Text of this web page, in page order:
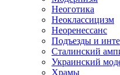
Неоготика
Неоклассицизм
Неоренессанс
Подъезды и
Сталинский
Украинский
Храмы